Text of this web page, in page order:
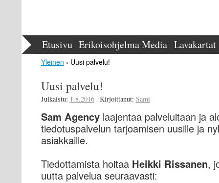
Etusivu Erikoisohjelma Media Lavakartat
Yleinen › Uusi palvelu!
Uusi palvelu!
Julkaistu: 1.8.2016| Kirjoittanut: Sami
Sam Agencylaajentaa palveluitaan ja
tiedotuspalvelun tarjoamisen uusille ja
asiakkaille.
Tiedottamista hoitaa Heikki Rissanen,
uutta palvelua seuraavasti: